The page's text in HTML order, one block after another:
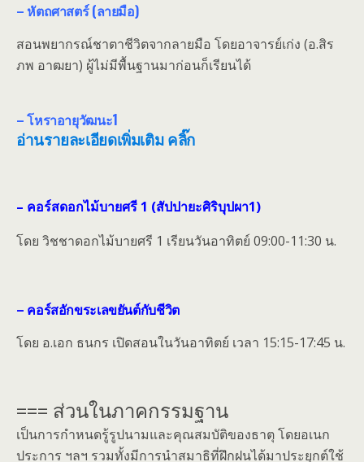
– หัตถศาสตร์ (ลายมือ)
สอนพยากรณ์ชาตาชีวิตจากลายมือ โดยอาจารย์เก่ง (อ.สิร
ภพ อาฒยา) ผู้ไม่มีพื้นฐานมาก่อนก็เรียนได้
– โหราอายุวัฒนะ1
อ่านรายละเอียดเพิ่มเติม คลิ๊ก
– คอร์สดอกไม้บายศรี‬ 1 (สัปปายะศิริบุปผา1)
โดย วิชชาดอกไม้บายศรี 1 เรียนวันอาทิตย์ 09:00-11:30 น.
– คอร์สอักขระเลขยันต์กับชีวิต
โดย อ.เอก ธนกร เปิดสอนในวันอาทิตย์ เวลา 15:15-17:45 น.
=== ส่วนในภาคกรรมฐาน
เป็นการกำหนดรู้รูปนามและคุณสมบัติของธาตุ โดยอเนก
ประการ ฯลฯ รวมทั้งมีการนำสมาธิที่ฝึกฝนได้มาประยุกต์ใช้